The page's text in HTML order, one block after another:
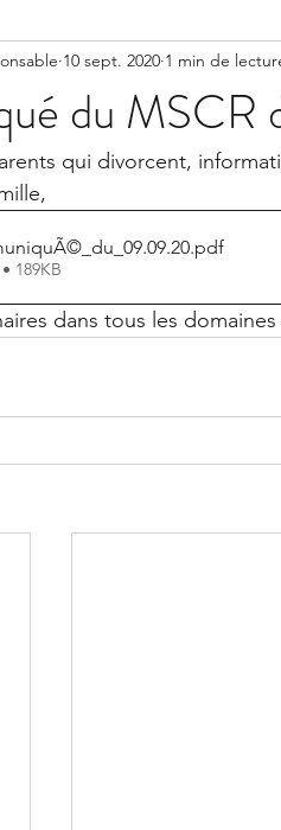
du
10 sept. 2020 1 min de
qui divorcent,
.pdf
189KB
dans tous les